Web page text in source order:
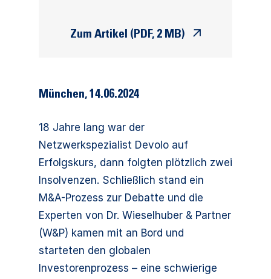
Zum Artikel (PDF, 2 MB)
München, 14.06.2024
18 Jahre lang war der
Netzwerkspezialist Devolo auf
Erfolgskurs, dann folgten plötzlich zwei
Insolvenzen. Schließlich stand ein
M&A-Prozess zur Debatte und die
Experten von Dr. Wieselhuber & Partner
(W&P) kamen mit an Bord und
starteten den globalen
Investorenprozess – eine schwierige